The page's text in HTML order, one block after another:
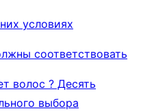
условиях
волос ? Десять
выбора